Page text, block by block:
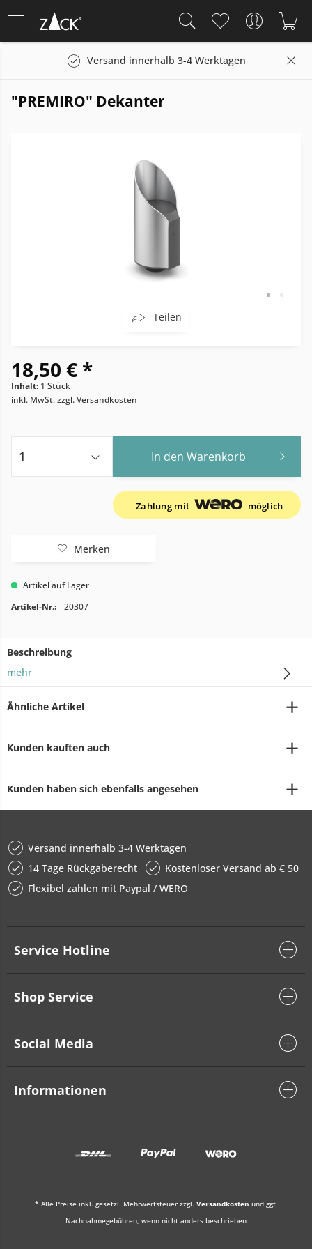
Versand innerhalb 3-4 Werktagen
"PREMIRO" Dekanter
Teilen
18,50 € *
Inhalt: 1 Stück
inkl. MwSt.zzgl. Versandkosten
In den Warenkorb
Zahlung mit möglich
Merken
Artikel auf Lager
Artikel-Nr.:
20307
Beschreibung
mehr
Ähnliche Artikel
Kunden kauften auch
Kunden haben sich ebenfalls angesehen
Versand innerhalb 3-4 Werktagen
14 Tage Rückgaberecht
Kostenloser Versand ab € 50
Flexibel zahlen mit Paypal / WERO
Service Hotline
Shop Service
Social Media
Informationen
* Alle Preise inkl. gesetzl. Mehrwertsteuer zzgl. Versandkosten und ggf.
Nachnahmegebühren, wenn nicht anders beschrieben